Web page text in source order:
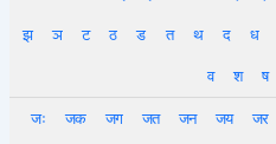
झ
ञ ट ठ ड त थ द ध
व
श ष
जः
जक जग जत जन जय जर